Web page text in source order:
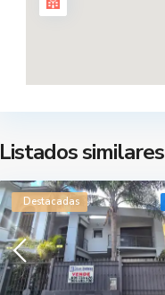
Listados similares
Destacadas